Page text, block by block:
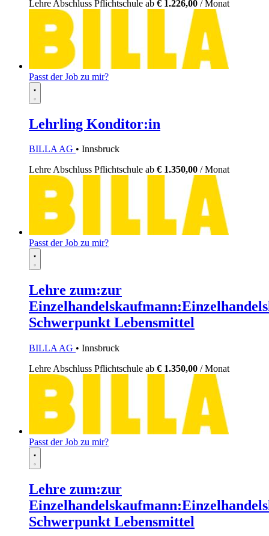
Lehre Abschluss Pflichtschule ab € 1.226,00 / Monat
Passt der Job zu mir?
Lehrling Konditor:in
BILLA AG • Innsbruck
LehreAbschluss Pflichtschule ab € 1.350,00 / Monat
Passt der Job zu mir?
Lehre zum:zur
Schwerpunkt Lebensmittel
BILLA AG • Innsbruck
Lehre Abschluss Pflichtschule ab € 1.350,00 / Monat
Passt der Job zu mir?
Lehre zum:zur
Schwerpunkt Lebensmittel